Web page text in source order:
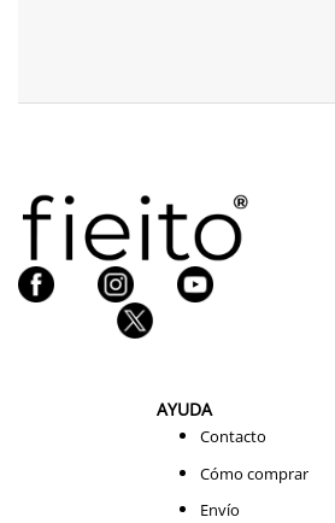
AYUDA
Contacto
Cómo comprar
Envío